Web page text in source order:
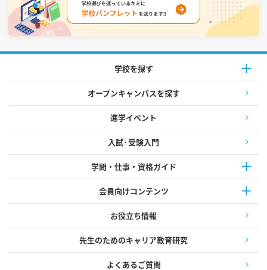
学校を探す
オープンキャンパスを探す
進学イベント
入試·受験入門
学問・仕事・資格ガイド
会員向けコンテンツ
お役立ち情報
先生のためのキャリア教育研究
よくあるご質問